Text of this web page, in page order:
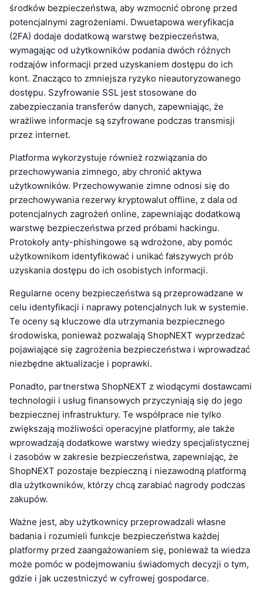
środków bezpieczeństwa, aby wzmocnić obronę przed
potencjalnymi zagrożeniami. Dwuetapowa weryfikacja
(2FA) dodaje dodatkową warstwę bezpieczeństwa,
wymagając od użytkowników podania dwóch różnych
rodzajów informacji przed uzyskaniem dostępu do ich
kont. Znacząco to zmniejsza ryzyko nieautoryzowanego
dostępu. Szyfrowanie SSL jest stosowane do
zabezpieczania transferów danych, zapewniając, że
wrażliwe informacje są szyfrowane podczas transmisji
przez internet.
Platforma wykorzystuje również rozwiązania do
przechowywania zimnego, aby chronić aktywa
użytkowników. Przechowywanie zimne odnosi się do
przechowywania rezerwy kryptowalut offline, z dala od
potencjalnych zagrożeń online, zapewniając dodatkową
warstwę bezpieczeństwa przed próbami hackingu.
Protokoły anty-phishingowe są wdrożone, aby pomóc
użytkownikom identyfikować i unikać fałszywych prób
uzyskania dostępu do ich osobistych informacji.
Regularne oceny bezpieczeństwa są przeprowadzane w
celu identyfikacji i naprawy potencjalnych luk w systemie.
Te oceny są kluczowe dla utrzymania bezpiecznego
środowiska, ponieważ pozwalają ShopNEXT wyprzedzać
pojawiające się zagrożenia bezpieczeństwa i wprowadzać
niezbędne aktualizacje i poprawki.
Ponadto, partnerstwa ShopNEXT z wiodącymi dostawcami
technologii i usług finansowych przyczyniają się do jego
bezpiecznej infrastruktury. Te współprace nie tylko
zwiększają możliwości operacyjne platformy, ale także
wprowadzają dodatkowe warstwy wiedzy specjalistycznej
i zasobów w zakresie bezpieczeństwa, zapewniając, że
ShopNEXT pozostaje bezpieczną i niezawodną platformą
dla użytkowników, którzy chcą zarabiać nagrody podczas
zakupów.
Ważne jest, aby użytkownicy przeprowadzali własne
badania i rozumieli funkcje bezpieczeństwa każdej
platformy przed zaangażowaniem się, ponieważ ta wiedza
może pomóc w podejmowaniu świadomych decyzji o tym,
gdzie i jak uczestniczyć w cyfrowej gospodarce.